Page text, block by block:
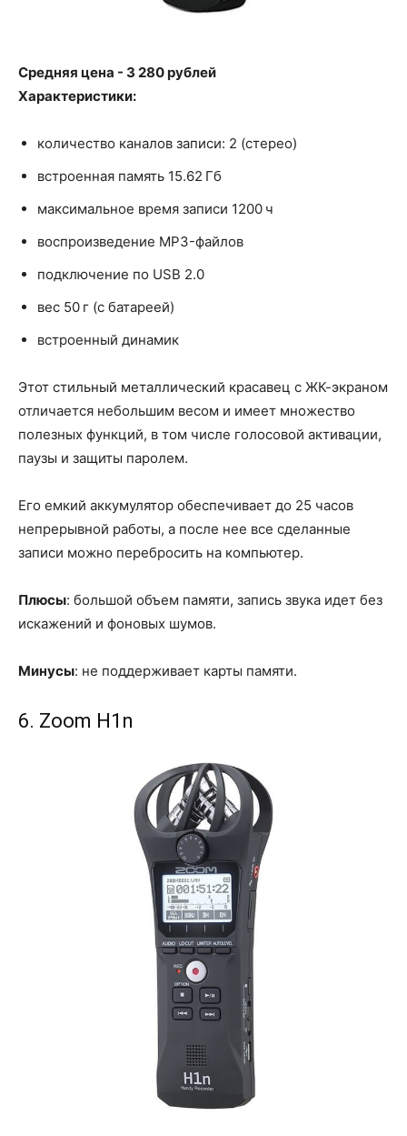
Средняя цена - 3 280 рублей
Характеристики:
количество каналов записи: 2 (стерео)
встроенная память 15.62 Гб
максимальное время записи 1200 ч
воспроизведение MP3-файлов
подключение по USB 2.0
вес 50 г (с батареей)
встроенный динамик
Этот стильный металлический красавец с ЖК-экраном
отличается небольшим весом и имеет множество
полезных функций, в том числе голосовой активации,
паузы и защиты паролем.
Его емкий аккумулятор обеспечивает до 25 часов
непрерывной работы, а после нее все сделанные
записи можно перебросить на компьютер.
Плюсы: большой объем памяти, запись звука идет без
искажений и фоновых шумов.
Минусы: не поддерживает карты памяти.
6. Zoom H1n